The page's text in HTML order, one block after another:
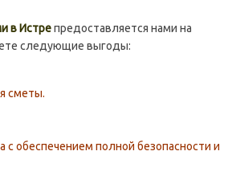
в Истрепредоставляется нами на
следующие выгоды:
сметы.
обеспечением полной безопасности и